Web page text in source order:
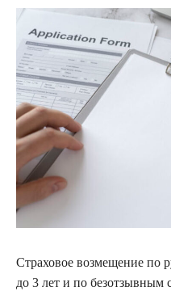
Страховое возмещение по
до 3 лет и по безотзывным